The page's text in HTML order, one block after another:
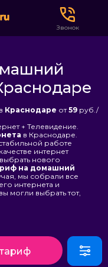
Звонок
Краснодаре от59 руб./
+ Телевидение.
в Краснодаре.
работе
интернет
нового
на домашний
мы собрали все
интернета и
могли выбрать тот,